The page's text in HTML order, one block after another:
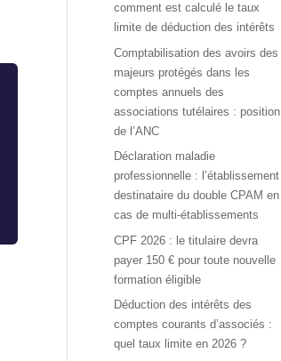
comment est calculé le taux
limite de déduction des intérêts
Comptabilisation des avoirs des
majeurs protégés dans les
comptes annuels des
associations tutélaires : position
de l’ANC
Déclaration maladie
professionnelle : l’établissement
destinataire du double CPAM en
cas de multi-établissements
CPF 2026 : le titulaire devra
payer 150 € pour toute nouvelle
formation éligible
Déduction des intérêts des
comptes courants d’associés :
quel taux limite en 2026 ?